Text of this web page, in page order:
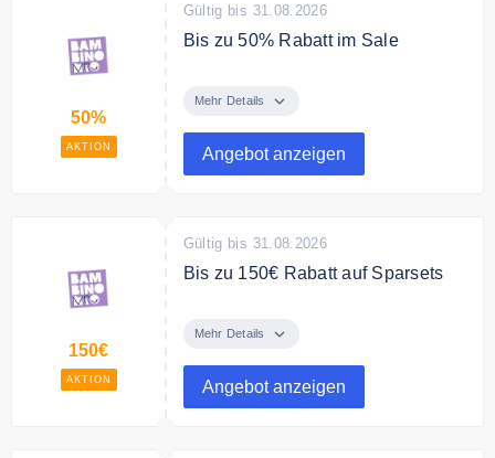
50%
AKTION
Gültig bis 31.08.2026
Bis zu 50% Rabatt im Sale
preisgekrönte Windeln & mehr in
Mehr Details
Angebot anzeigen
150€
AKTION
Gültig bis 31.08.2026
Bis zu 150€ Rabatt auf Sparsets
ausgewählte Windel Spartsets von
Mehr Details
Angebot anzeigen